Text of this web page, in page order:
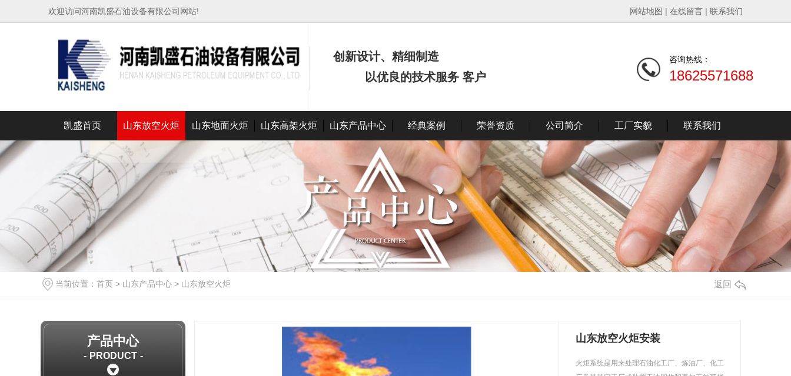
欢迎访问河南凯盛石油设备有限公司网站! 网站地图 | 在线留言 | 联系我们
创新设计、精细制造
以优良的技术服务 客户
咨询热线：
18625571688
凯盛首页 山东放空火炬 山东地面火炬 山东高架火炬 山东产品中心 经典案例 荣誉资质 公司简介 工厂实貌 联系我们
当前位置： 首页 > 山东产品中心 > 山东放空火炬 返回
产品中心
PRODUCT
山东放空火炬安装
火炬系统是用来处理石油化工厂、炼油厂、化工